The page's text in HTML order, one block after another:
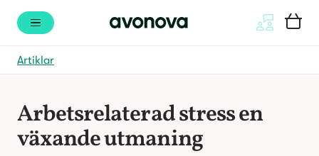
Artiklar
​​Arbetsrelaterad stress en
växande utmaning​